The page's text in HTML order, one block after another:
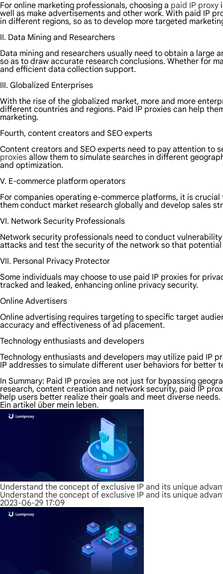
For online marketing professionals, choosing a paid IP proxy
well as make advertisements and other work. With paid IP
in different regions, so as to develop more targeted
II. Data Mining and Researchers
Data mining and researchers usually need to obtain a
so as to draw accurate research conclusions. Whether for
and efficient data collection support.
III. Globalized Enterprises
With the rise of the globalized market, more and more
different countries and regions. Paid IP proxies can help
marketing.
Fourth, content creators and SEO experts
Content creators and SEO experts need to pay attention
proxies allow them to simulate searches in different
and optimization.
V. E-commerce platform operators
For companies operating e-commerce platforms, it is
them conduct market research globally and develop sales
VI. Network Security Professionals
Network security professionals need to conduct
attacks and test the security of the network so that
VII. Personal Privacy Protector
Some individuals may choose to use paid IP proxies for
tracked and leaked, enhancing online privacy security.
Online Advertisers
Online advertising requires targeting to specific target
accuracy and effectiveness of ad placement.
Technology enthusiasts and developers
Technology enthusiasts and developers may utilize paid IP
IP addresses to simulate different user behaviors for better
In Summary: Paid IP proxies are not just for bypassing
research, content creation and network security, paid IP
help users better realize their goals and meet diverse needs.
Ein artikel über mein leben.
Understand the concept of exclusive IP and its unique
Understand the concept of exclusive IP and its unique
2023-06-29 17:09